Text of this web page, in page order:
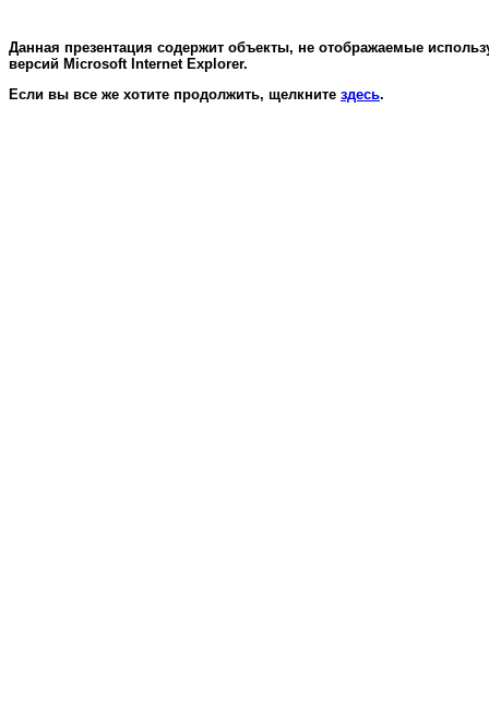
Данная презентация содержит объекты, не отображаемые
версий Microsoft Internet Explorer.
Если вы все же хотите продолжить, щелкните здесь.